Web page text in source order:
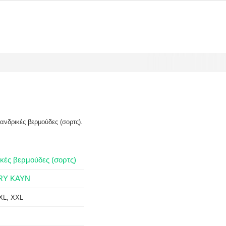
βερμούδες (σορτς).
βερμούδες (σορτς)
KAYN
XXL